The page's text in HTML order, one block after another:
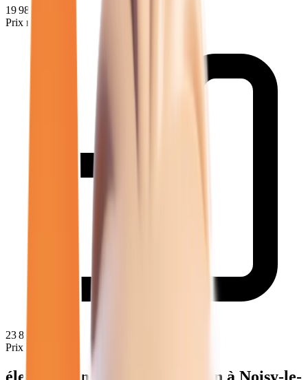
19 980
Prix minimum
23 852
Prix moyen
électrique neuves et d'occasion à Noisy-le-